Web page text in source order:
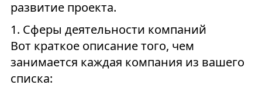
развитие проекта.
1. Сферы деятельности компаний
Вот краткое описание того, чем
занимается каждая компания из вашего
списка: